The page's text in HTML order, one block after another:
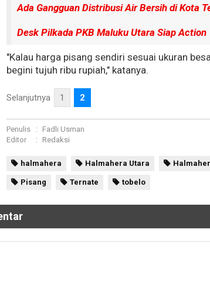
Ada Gangguan Distribusi Air Bersih di Kota
Desk Pilkada PKB Maluku Utara Siap Action
"Kalau harga pisang sendiri sesuai ukuran
begini tujuh ribu rupiah," katanya.
Selanjutnya 1 2
Penulis :
Fadli Usman
Editor
: Redaksi
halmahera Halmahera Utara
Pisang Ternate tobelo